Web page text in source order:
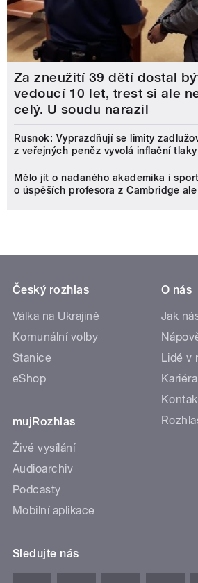
Za zneužití 39 dětí dostal
vedoucí 10 let, trest si ale
celý. U soudu narazil
Rusnok: Vyprazdňují se limity
z veřejných peněz vyvolá inflační tlaky
Mělo jít o nadaného akademika i
o úspěších profesora z Cambridge
Český rozhlas
Válka na Ukrajině
Komunální volby
Stanice
eShop
mujRozhlas
Živé vysílání
Audioarchiv
Podcasty
Mobilní aplikace
O nás
Jak
Lidé v
Kariéra
Sledujte nás